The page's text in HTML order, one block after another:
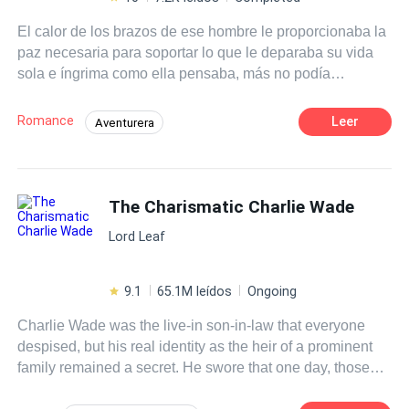
El calor de los brazos de ese hombre le proporcionaba la
paz necesaria para soportar lo que le deparaba su vida
sola e íngrima como ella pensaba, más no podía
fragmentado y su mente dispersa en un mar de
problemas. Lo que ella jamás pensó era que ese hombre
sobrellevándolo todo solo por amor…
Romance Aventurera
Mafia Comedia
Leer
The Charismatic Charlie Wade
Lord Leaf
9.1 65.1M leídos Ongoing
Charlie Wade was the live-in son-in-law that everyone
despised, but his real identity as the heir of a prominent
family remained a secret. He swore that one day, those